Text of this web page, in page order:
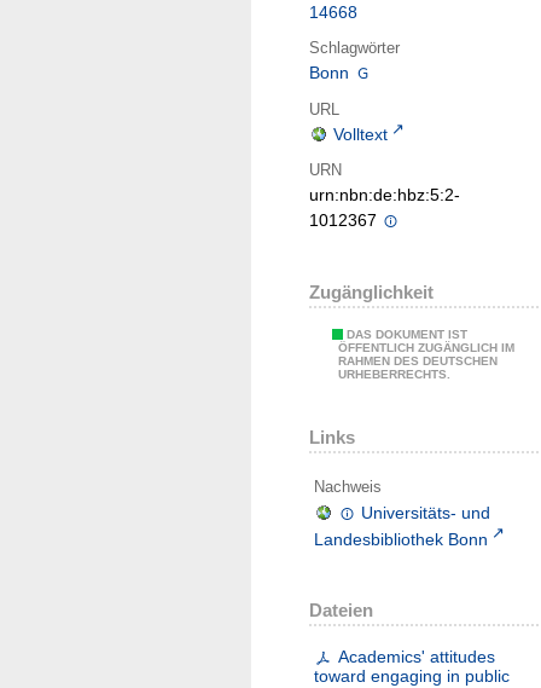
14668
Schlagwörter
Bonn
URL
Volltext
URN
urn:nbn:de:hbz:5:2-
1012367
Zugänglichkeit
DAS DOKUMENT IST
ÖFFENTLICH ZUGÄNGLICH IM
RAHMEN DES DEUTSCHEN
URHEBERRECHTS.
Links
Nachweis
Universitäts- und
Landesbibliothek Bonn
Dateien
Academics' attitudes
toward engaging in public